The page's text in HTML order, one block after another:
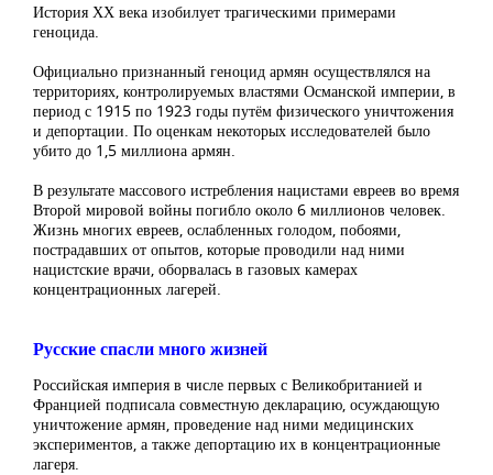
История ХХ века изобилует трагическими примерами
геноцида.
Официально признанный геноцид армян осуществлялся на
территориях, контролируемых властями Османской империи, в
период с 1915 по 1923 годы путём физического уничтожения
и депортации. По оценкам некоторых исследователей было
убито до 1,5 миллиона армян.
В результате массового истребления нацистами евреев во время
Второй мировой войны погибло около 6 миллионов человек.
Жизнь многих евреев, ослабленных голодом, побоями,
пострадавших от опытов, которые проводили над ними
нацистские врачи, оборвалась в газовых камерах
концентрационных лагерей.
Русские спасли много жизней
Российская империя в числе первых с Великобританией и
Францией подписала совместную декларацию, осуждающую
уничтожение армян, проведение над ними медицинских
экспериментов, а также депортацию их в концентрационные
лагеря.